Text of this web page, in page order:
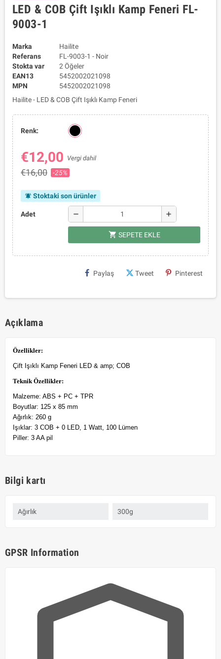
LED & COB Çift Işıklı Kamp Feneri FL-
9003-1
Marka
Hailite
Referans
FL-9003-1 - Noir
Stokta var
2 Öğeler
EAN13
5452002021098
MPN
5452002021098
Hailite - LED & COB Çift Işıklı Kamp Feneri
Renk:
€12,00 Vergi dahil
€16,00 -25%
notifications_active Stoktaki son ürünler
Adet remove add
shopping_cart SEPETE EKLE
Paylaş Tweet Pinterest
Açıklama
Özellikler:
Çift Işıklı Kamp Feneri LED & amp; COB
Teknik Özellikler:
Malzeme: ABS + PC + TPR
Boyutlar: 125 x 85 mm
Ağırlık: 260 g
Işıklar: 3 COB + 0 LED, 1 Watt, 100 Lümen
Piller: 3 AA pil
Bilgi kartı
Ağırlık 300g
GPSR Information